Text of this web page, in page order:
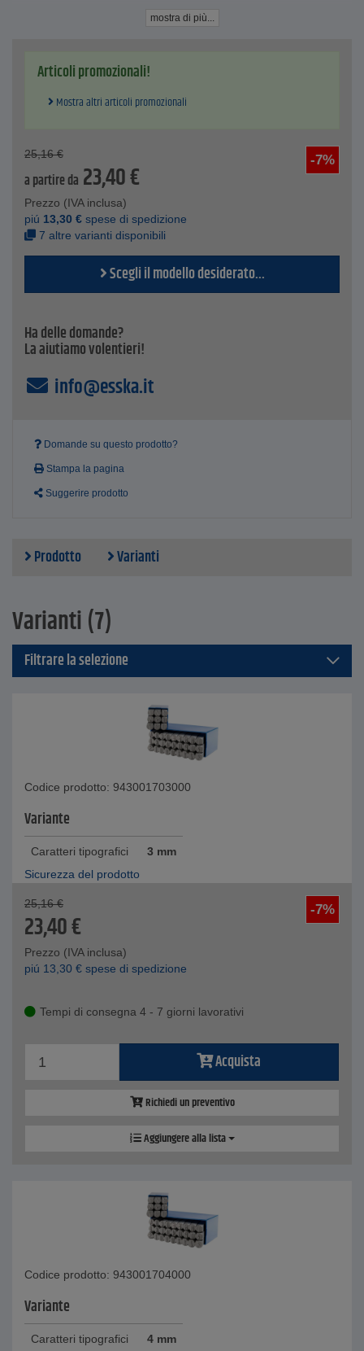
Senza smussatura laterale sull'incisione (nessun bordo
visibile)
Ogni punzone è contrassegnato da un'incisione visibile,
Confezionato in scatole di plastica blu resistenti agli urti
mostra di più...
Articoli promozionali!
Mostra altri articoli promozionali
-7%
25,16 €
a partire da 23,40€
Prezzo (IVA inclusa)
piú 13,30 € spese di spedizione
7 altre varianti disponibili
Scegli il modello desiderato...
Ha delle domande?
La aiutiamo volentieri!
info@esska.it
Domande su questo prodotto?
Stampa la pagina
Suggerire prodotto
Prodotto Varianti
Varianti (7)
Filtrare la selezione
Codice prodotto: 943001703000
Variante
Caratteri tipografici
3 mm
Sicurezza del prodotto
-7%
25,16 €
23,40€
Prezzo (IVA inclusa)
piú 13,30 € spese di spedizione
Tempi di consegna 4 - 7 giorni lavorativi
Acquista
Richiedi un preventivo
Aggiungere alla lista
Codice prodotto: 943001704000
Variante
Caratteri tipografici
4 mm